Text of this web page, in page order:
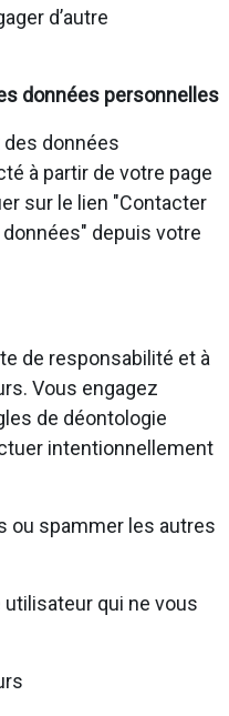
d’autre
données personnelles
données
à partir de votre page
sur le lien "Contacter
depuis votre
de responsabilité et à
Vous engagez
de déontologie
intentionnellement
ou spammer les autres
qui ne vous